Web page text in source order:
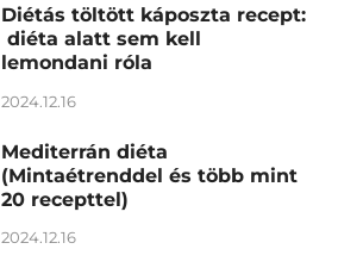
Diétás töltött káposzta recept:
diéta alatt sem kell
lemondani róla
2024.12.16
Mediterrán diéta
(Mintaétrenddel és több mint
20 recepttel)
2024.12.16